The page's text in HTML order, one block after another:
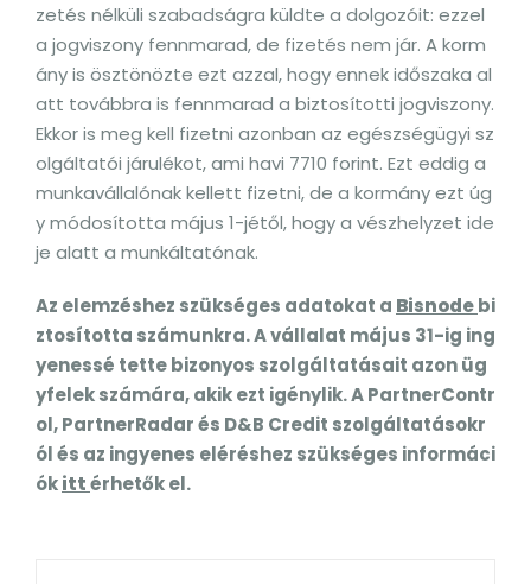
zetés nélküli szabadságra küldte a dolgozóit: ezzel
a jogviszony fennmarad, de fizetés nem jár. A korm
ány is ösztönözte ezt azzal, hogy ennek időszaka al
att továbbra is fennmarad a biztosítotti jogviszony.
Ekkor is meg kell fizetni azonban az egészségügyi sz
olgáltatói járulékot, ami havi 7710 forint. Ezt eddig a
munkavállalónak kellett fizetni, de a kormány ezt úg
y módosította május 1-jétől, hogy a vészhelyzet ide
je alatt a munkáltatónak.
Az elemzéshez szükséges adatokat a Bisnodebi
ztosította számunkra. A vállalat május 31-ig ing
yenessé tette bizonyos szolgáltatásait azon üg
yfelek számára, akik ezt igénylik. A PartnerContr
ol, PartnerRadar és D&B Credit szolgáltatásokr
ól és az ingyenes eléréshez szükséges informáci
ókittérhetők el.